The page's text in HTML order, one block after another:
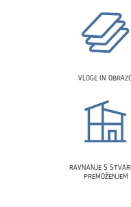
VLOGE IN
RAVNANJE S
PREMOŽENJEM